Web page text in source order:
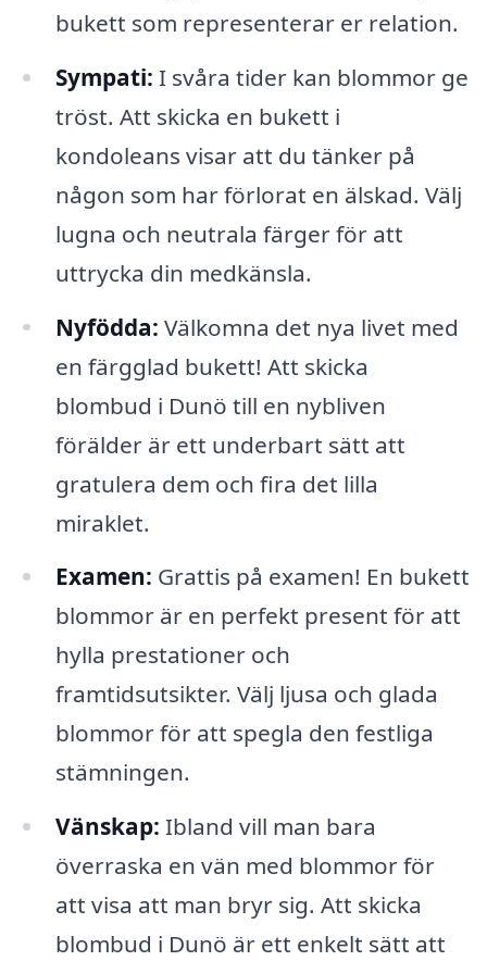
bukett som representerar er relation.
Sympati: I svåra tider kan blommor ge
tröst. Att skicka en bukett i
kondoleans visar att du tänker på
någon som har förlorat en älskad. Välj
lugna och neutrala färger för att
uttrycka din medkänsla.
Nyfödda: Välkomna det nya livet med
en färgglad bukett! Att skicka
blombud i Dunö till en nybliven
förälder är ett underbart sätt att
gratulera dem och fira det lilla
miraklet.
Examen: Grattis på examen! En bukett
blommor är en perfekt present för att
hylla prestationer och
framtidsutsikter. Välj ljusa och glada
blommor för att spegla den festliga
stämningen.
Vänskap: Ibland vill man bara
överraska en vän med blommor för
att visa att man bryr sig. Att skicka
blombud i Dunö är ett enkelt sätt att